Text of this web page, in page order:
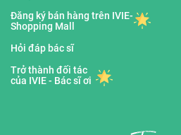
Đăng ký bán hàng trên IVIE-
Shopping Mall
Hỏi đáp bác sĩ
Trở thành đối tác
của IVIE - Bác sĩ ơi